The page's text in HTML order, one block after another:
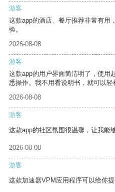
游客
这款app的酒店、餐厅推荐非常有用
验。
2026-08-08
游客
这款app的用户界面简洁明了，使用
悉操作。我不用看说明书，就可以轻
2026-08-08
游客
这款app的社区氛围很温馨，让我能
2026-08-08
游客
这款加速器VPM应用程序可以给你